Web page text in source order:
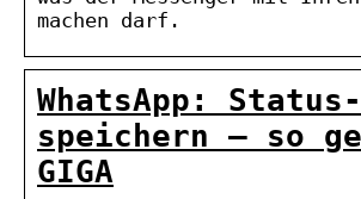
machen darf.
WhatsApp:
speichern – so
GIGA